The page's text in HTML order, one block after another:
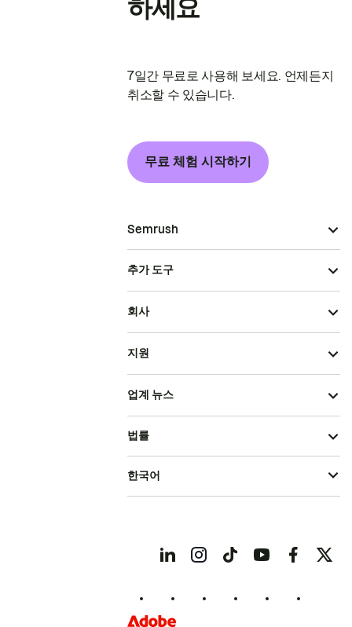
하세요
7일간 무료로 사용해 보세요. 언제든지
취소할 수 있습니다.
무료 체험 시작하기
Semrush
추가 도구
회사
지원
업계 뉴스
법률
한국어